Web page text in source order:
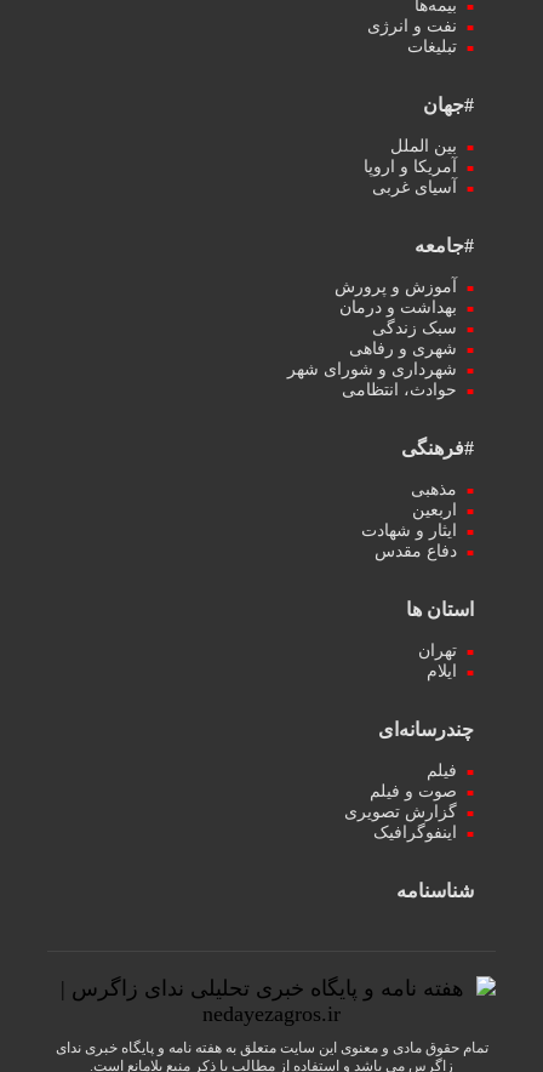
بیمه‌ها
نفت و انرژی
تبلیغات
#جهان
بین الملل
آمریکا و اروپا
آسیای غربی
#جامعه
آموزش و پرورش
بهداشت و درمان
سبک زندگی
شهری و رفاهی
شهرداری و شورای شهر
حوادث، انتظامی
#فرهنگی
مذهبی
اربعین
ایثار و شهادت
دفاع مقدس
استان ها
تهران
ایلام
چندرسانه‌ای
فیلم
صوت و فیلم
گزارش تصویری
اینفوگرافیک
شناسنامه
تمام حقوق مادی و معنوی این سایت متعلق به هفته نامه و پایگاه خبری ندای
زاگرس می باشد و استفاده از مطالب با ذکر منبع بلامانع است.